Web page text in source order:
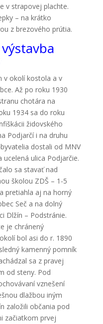
v strapovej plachte.
– na krátko
z brezového prútia.
v okolí kostola a v
Až po roku 1930
chotára na
1934 sa do roku
židovského
Podjarčí i na druhu
dostali od MNV
ucelená ulica Podjarčie.
sa stavať nad
školou ZDŠ – 1-5
pretiahla aj na horný
Seč a na dolný
Dlžín – Podstránie.
je chránený
bol asi do r. 1890
kamenný pomník
sa z pravej
od steny. Pod
vznešení
dlažbou iným
založili občania pod
začiatkom prvej